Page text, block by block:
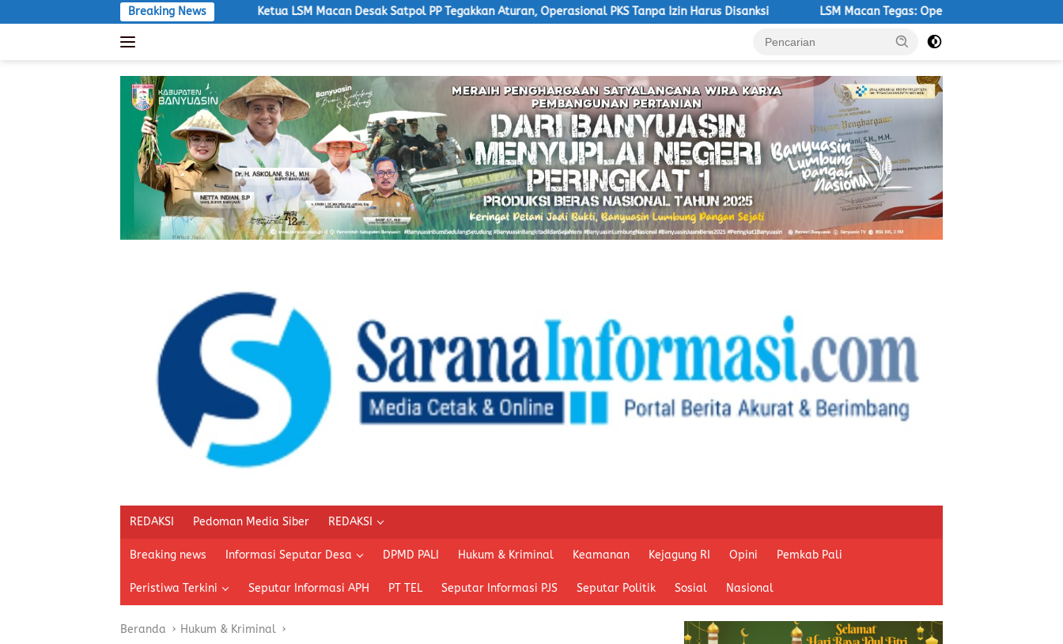
ke
Breaking News
Ketua LSM Macan Desak Satpol PP Tegakkan Aturan, Operasional PKS Tanpa Izin Harus Disanksi LSM Macan Tegas: Operasi PT.Aburahmi Tanpa Izin Harus Dijatuhi
REDAKSI Pedoman Media Siber REDAKSI
Breaking news Informasi Seputar Desa DPMD PALI Hukum & Kriminal Keamanan Kejagung RI Opini Pemkab Pali
Peristiwa Terkini Seputar Informasi APH PT TEL Seputar Informasi PJS Seputar Politik Sosial Nasional
Beranda Hukum & Kriminal